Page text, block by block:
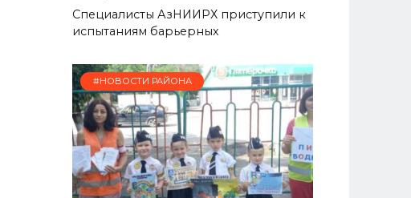
Специалисты АзНИИРХ приступили к
испытаниям барьерных
#НОВОСТИ РАЙОНА